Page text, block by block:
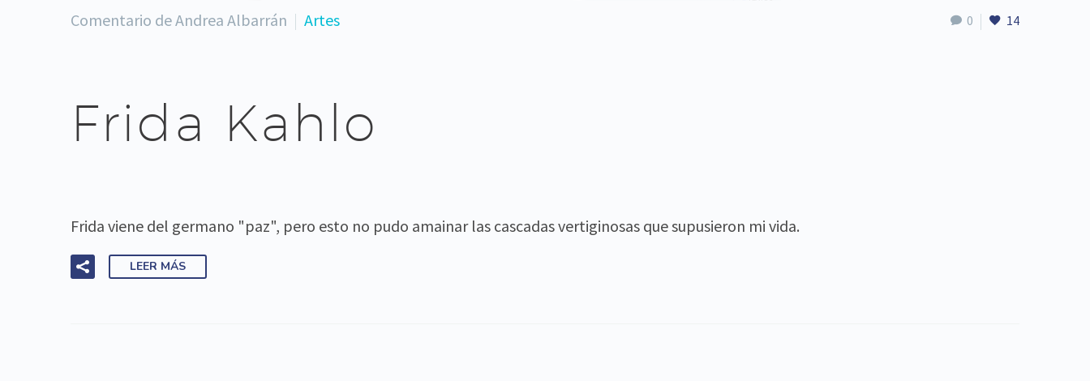
0 14
Comentario de Andrea Albarrán Artes
Frida Kahlo
Frida viene del germano "paz", pero esto no pudo amainar las cascadas vertiginosas que supusieron mi vida.
LEER MÁS